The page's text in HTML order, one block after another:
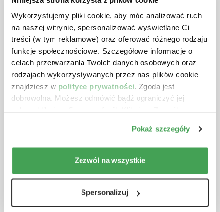
Wykorzystujemy pliki cookie, aby móc analizować ruch
na naszej witrynie, spersonalizować wyświetlane Ci
treści (w tym reklamowe) oraz oferować różnego rodzaju
funkcje społecznościowe. Szczegółowe informacje o
celach przetwarzania Twoich danych osobowych oraz
rodzajach wykorzystywanych przez nas plików cookie
znajdziesz w polityce prywatności. Zgoda jest
dobrowolna. Możesz odmówić bądź ograniczyć jej
Pokaż szczegóły
Zezwól na wszystkie
Spersonalizuj
tytułu najmu lokali po ich
wycofaniu z działalności
gospodarczej i przeniesieniu do
majątku prywatnego